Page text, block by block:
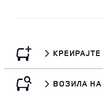
ВОЗИЛА